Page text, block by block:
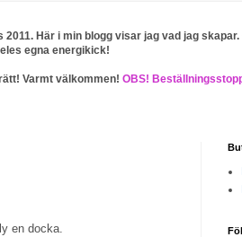
Här i min blogg visar jag vad jag
egna energikick!
Varmt välkommen! OBS!
en docka.